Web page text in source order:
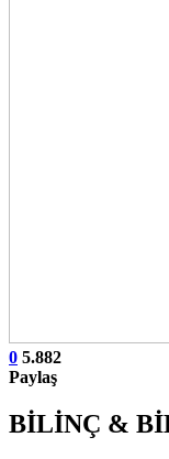
0 5.882
Paylaş
BİLİNÇ &